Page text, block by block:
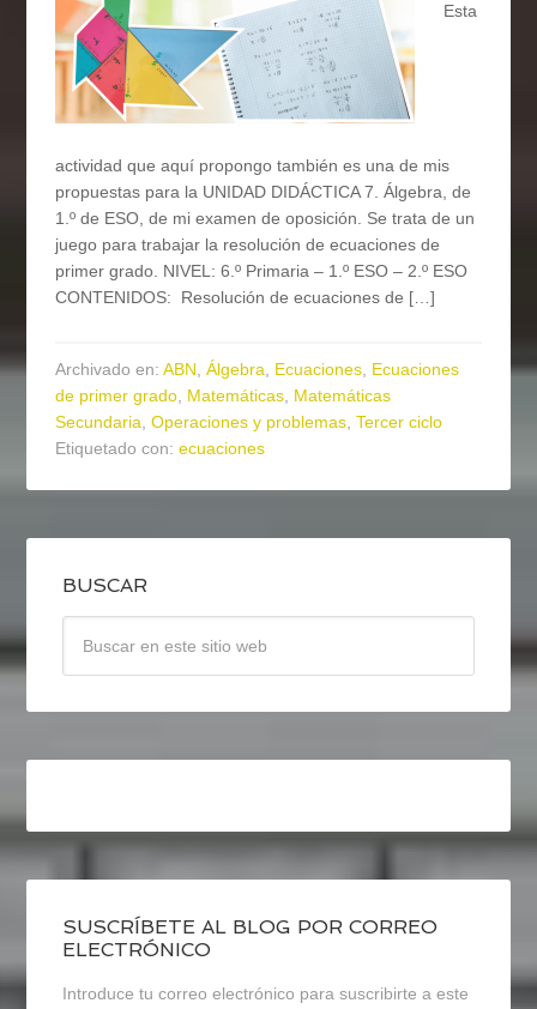
Esta
actividad que aquí propongo también es una de mis
propuestas para la UNIDAD DIDÁCTICA 7. Álgebra, de
1.º de ESO, de mi examen de oposición. Se trata de un
juego para trabajar la resolución de ecuaciones de
primer grado. NIVEL: 6.º Primaria – 1.º ESO – 2.º ESO
CONTENIDOS: Resolución de ecuaciones de […]
Archivado en:ABN,Álgebra, Ecuaciones, Ecuaciones
de primer grado, Matemáticas, Matemáticas
Secundaria,Operaciones y problemas,Tercer ciclo
Etiquetado con:ecuaciones
BUSCAR
SUSCRÍBETE AL BLOG POR CORREO
ELECTRÓNICO
Introduce tu correo electrónico para suscribirte a este